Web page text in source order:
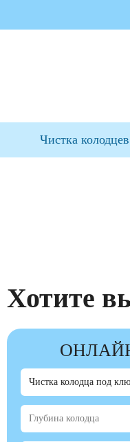
Чистка колодцев
Хотите